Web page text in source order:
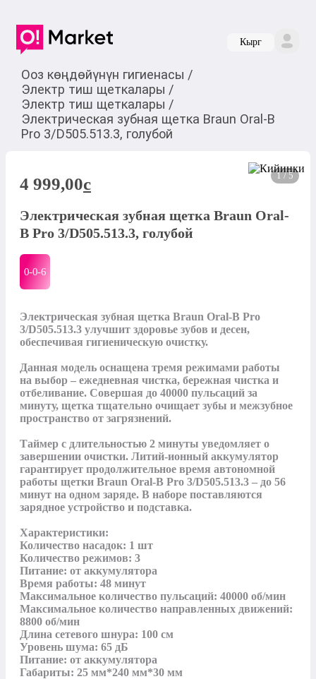
Кырг
Ооз көңдөйүнүн гигиенасы /
Электр тиш щеткалары /
Электр тиш щеткалары /
Электрическая зубная щетка Braun Oral-B
Pro 3/D505.513.3, голубой
1 / 5
4 999,00c
Электрическая зубная щетка Braun Oral-
B Pro 3/D505.513.3, голубой
0-0-6
Электрическая зубная щетка Braun Oral-B Pro
3/D505.513.3 улучшит здоровье зубов и десен,
обеспечивая гигиеническую очистку.
Данная модель оснащена тремя режимами работы
на выбор – ежедневная чистка, бережная чистка и
отбеливание. Совершая до 40000 пульсаций за
минуту, щетка тщательно очищает зубы и межзубное
пространство от загрязнений.
Таймер с длительностью 2 минуты уведомляет о
завершении очистки. Литий-ионный аккумулятор
гарантирует продолжительное время автономной
работы щетки Braun Oral-B Pro 3/D505.513.3 – до 56
минут на одном заряде. В наборе поставляются
зарядное устройство и подставка.
Характеристики:
Количество насадок: 1 шт
Количество режимов: 3
Питание: от аккумулятора
Время работы: 48 минут
Максимальное количество пульсаций: 40000 об/мин
Максимальное количество направленных движений:
8800 об/мин
Длина сетевого шнура: 100 см
Уровень шума: 65 дБ
Питание: от аккумулятора
Габариты: 25 мм*240 мм*30 мм